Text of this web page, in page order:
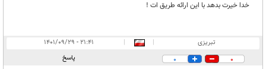
خدا خیرت بدهد با این ارائه طریق ات !
تبریزی |
|
۲۱:۴۱ - ۱۴۰۱/۰۹/۲۹
0
0 پاسخ